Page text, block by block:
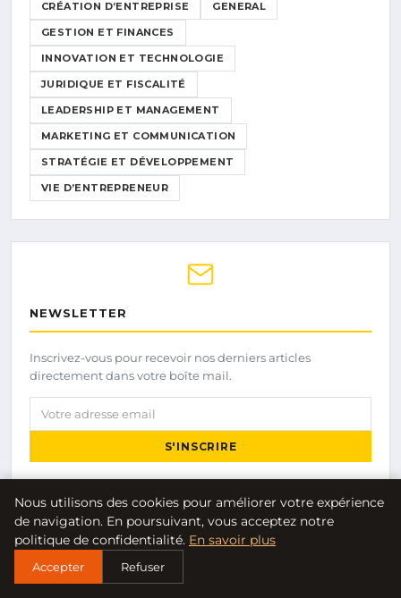
CRÉATION D’ENTREPRISE GENERAL
GESTION ET FINANCES
INNOVATION ET TECHNOLOGIE
JURIDIQUE ET FISCALITÉ
LEADERSHIP ET MANAGEMENT
MARKETING ET COMMUNICATION
STRATÉGIE ET DÉVELOPPEMENT
VIE D’ENTREPRENEUR
NEWSLETTER
Inscrivez-vous pour recevoir nos derniers articles
directement dans votre boîte mail.
Votre adresse email
S'INSCRIRE
Nous utilisons des cookies pour améliorer votre expérience
de navigation. En poursuivant, vous acceptez notre
politique de confidentialité. En savoir plus
Accepter Refuser